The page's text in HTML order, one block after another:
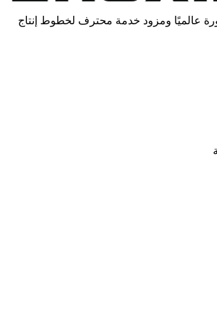
عالميًا ومزود خدمة محترف لخطوط إنتاج